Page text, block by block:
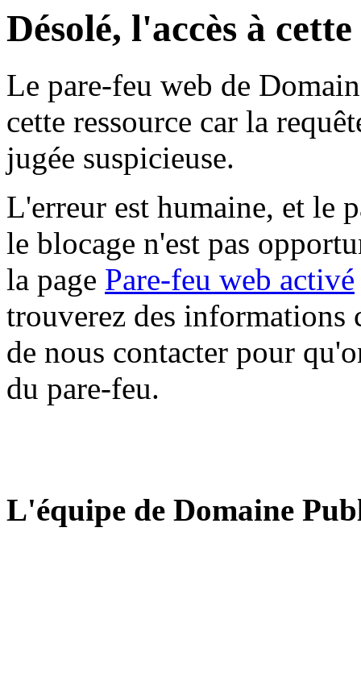
Désolé, l'accès à
Le pare-feu web de
cette ressource car la
jugée suspicieuse.
L'erreur est humaine, et le
le blocage n'est pas
la page Pare-feu web activé
trouverez des informations
de nous contacter pour
du pare-feu.
L'équipe de Domaine